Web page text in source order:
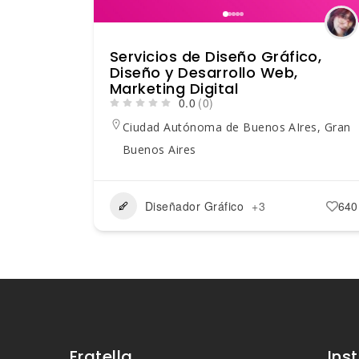
Servicios de Diseño Gráfico,
Diseño y Desarrollo Web,
Marketing Digital
0.0 (0)
Ciudad Autónoma de Buenos AIres, Gran
Buenos Aires
Diseñador Gráfico +3 640